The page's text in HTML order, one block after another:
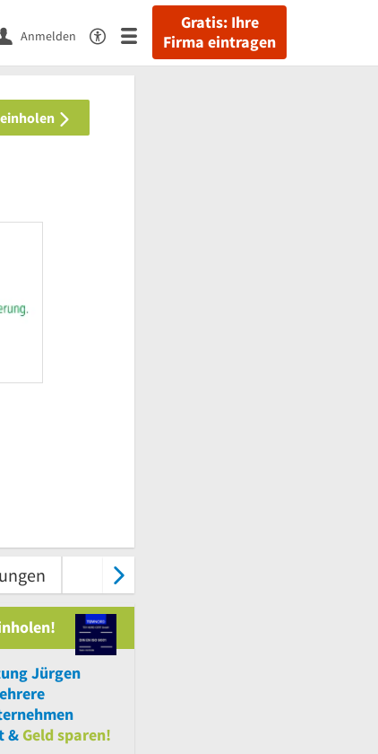
Gratis: Ihre
Firma eintragen
Anmelden
Karte & Route
Jürgen
&Geld sparen!